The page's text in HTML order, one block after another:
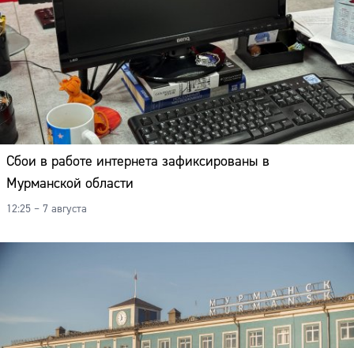
Сбои в работе интернета зафиксированы в
Мурманской области
12:25 – 7 августа